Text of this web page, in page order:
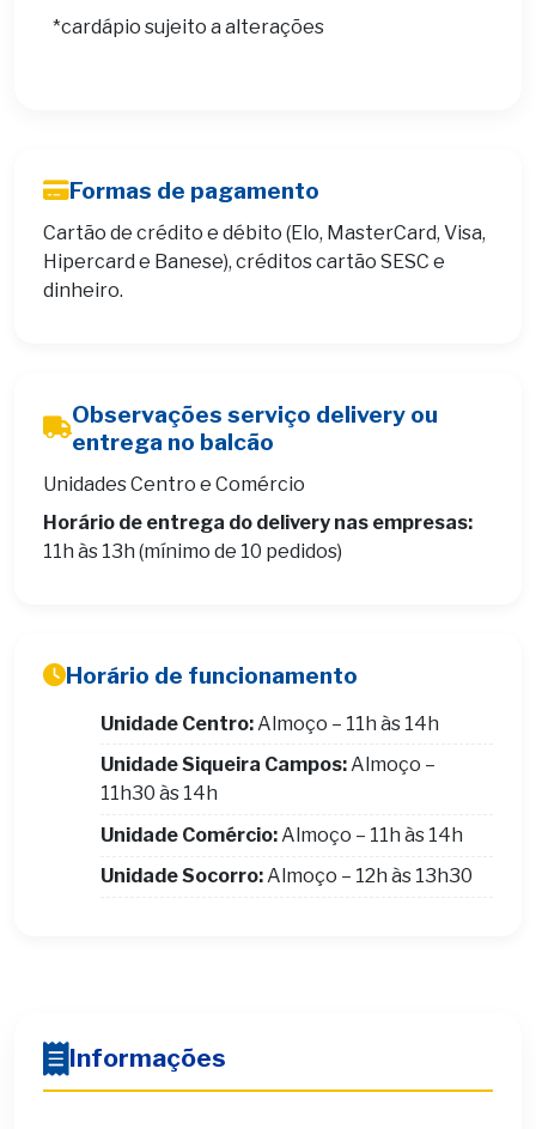
*cardápio sujeito a alterações
Formas de pagamento
Cartão de crédito e débito (Elo, MasterCard, Visa,
Hipercard e Banese), créditos cartão SESC e
dinheiro.
Observações serviço delivery ou
entrega no balcão
Unidades Centro e Comércio
Horário de entrega do delivery nas empresas:
11h às 13h (mínimo de 10 pedidos)
Horário de funcionamento
Unidade Centro: Almoço – 11h às 14h
Unidade Siqueira Campos:Almoço –
11h30 às 14h
Unidade Comércio: Almoço – 11h às 14h
Unidade Socorro:Almoço – 12h às 13h30
Informações